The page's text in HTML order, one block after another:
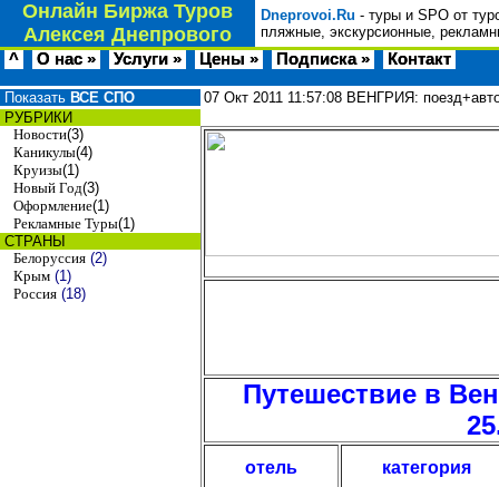
Онлайн Биржа Туров
Алексея Днепрового
Dneprovoi.Ru - туры и SPO от
пляжные, экскурсионные,
^ О нас » Услуги » Цены » Подписка » Контакт
Показать ВСЕ СПО
РУБРИКИ
Новости(3)
Каникулы(4)
Круизы(1)
Новый Год(3)
Оформление(1)
Рекламные Туры(1)
СТРАНЫ
Белоруссия (2)
Крым (1)
Россия (18)
07 Окт 2011 11:57:08 ВЕНГРИЯ:
Путешествие в
отель категория